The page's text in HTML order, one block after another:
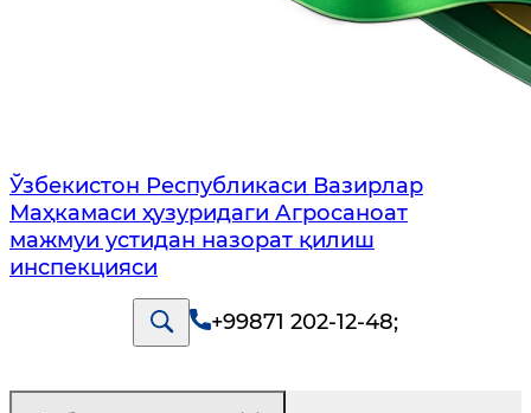
Ўзбекистон Республикаси Вазирлар
Маҳкамаси ҳузуридаги Агросаноат
мажмуи устидан назорат қилиш
инспекцияси
+99871 202-12-48;